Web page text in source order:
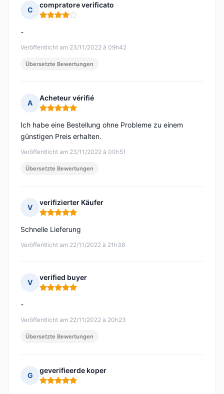
C
compratore verificato
Hinweis: 4 von 5
Veröffentlicht am 23/11/2022 à 09h42
-
Übersetzte Bewertungen
A
Acheteur vérifié
Hinweis: 5 von 5
Veröffentlicht am 23/11/2022 à 00h51
Ich habe eine Bestellung ohne Probleme zu einem
günstigen Preis erhalten.
Übersetzte Bewertungen
V
verifizierter Käufer
Hinweis: 5 von 5
Veröffentlicht am 22/11/2022 à 21h38
Schnelle Lieferung
V
verified buyer
Hinweis: 5 von 5
Veröffentlicht am 22/11/2022 à 20h23
-
Übersetzte Bewertungen
G
geverifieerde koper
Hinweis: 5 von 5